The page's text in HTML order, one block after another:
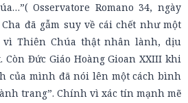
Osservatore Romano 34, ngày
đã gẫm suy về cái chết như một
Thiên Chúa thật nhân lành, dịu
Đức Giáo Hoàng Gioan XXIII khi
của mình đã nói lên một cách bình
trang”. Chính vì xác tín mạnh mẽ